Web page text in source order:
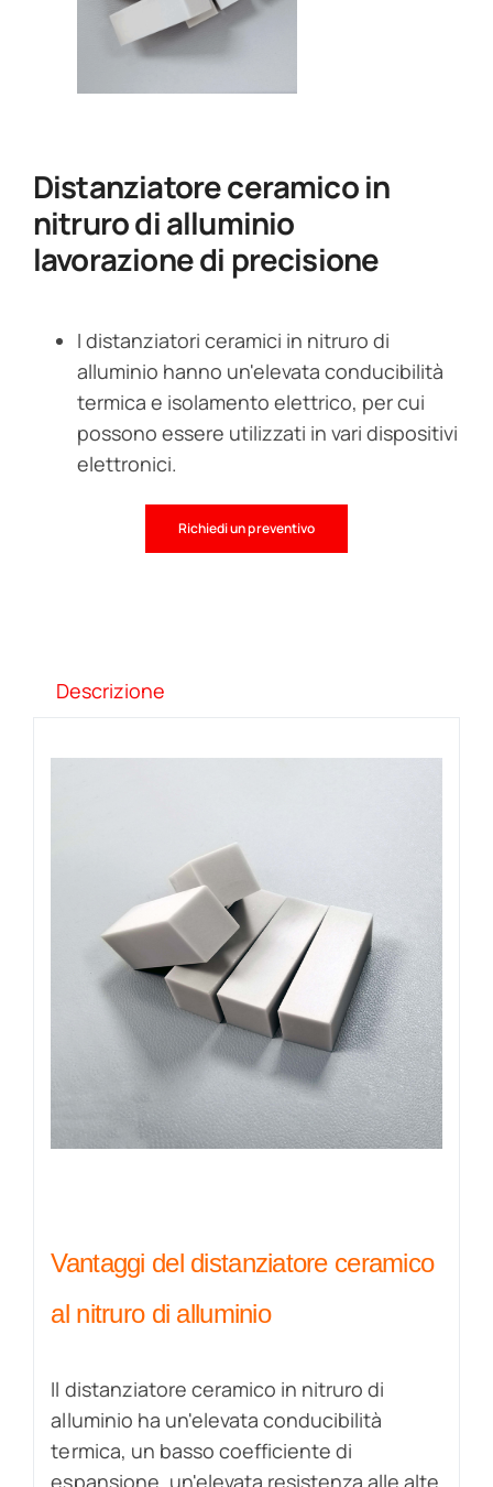
Distanziatore ceramico in
nitruro di alluminio
lavorazione di precisione
I distanziatori ceramici in nitruro di
alluminio hanno un'elevata conducibilità
termica e isolamento elettrico, per cui
possono essere utilizzati in vari dispositivi
elettronici.
Richiedi un preventivo
Descrizione
Vantaggi del distanziatore ceramico
al nitruro di alluminio
Il distanziatore ceramico in nitruro di
alluminio ha un'elevata conducibilità
termica, un basso coefficiente di
espansione, un'elevata resistenza alle alte